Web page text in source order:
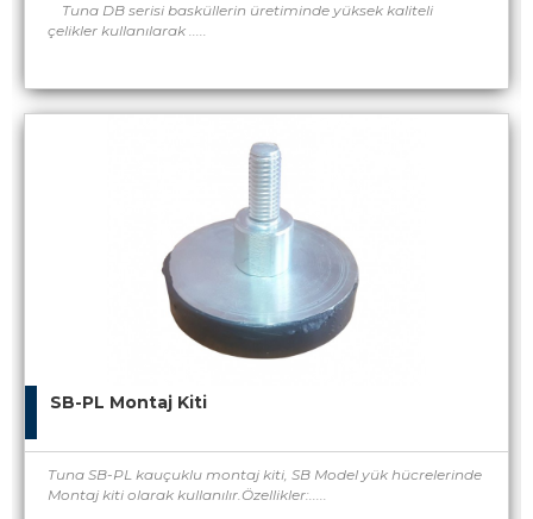
Tuna DB serisi basküllerin üretiminde yüksek kaliteli
çelikler kullanılarak .....
SB-PL Montaj Kiti
Tuna SB-PL kauçuklu montaj kiti, SB Model yük hücrelerinde
Montaj kiti olarak kullanılır.Özellikler:.....